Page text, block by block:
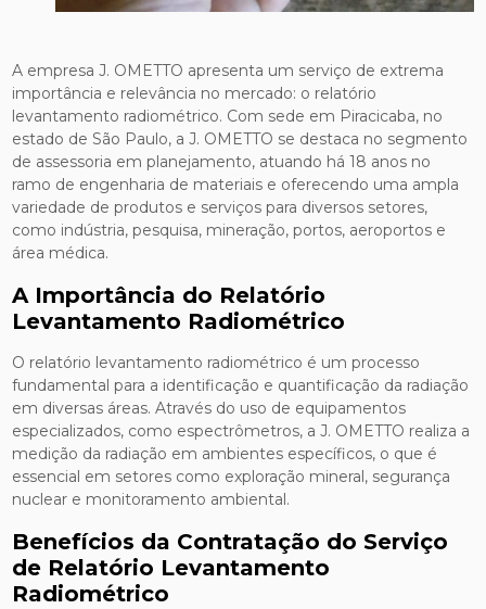
A empresa J. OMETTO apresenta um serviço de extrema
importância e relevância no mercado: o relatório
levantamento radiométrico. Com sede em Piracicaba, no
estado de São Paulo, a J. OMETTO se destaca no segmento
de assessoria em planejamento, atuando há 18 anos no
ramo de engenharia de materiais e oferecendo uma ampla
variedade de produtos e serviços para diversos setores,
como indústria, pesquisa, mineração, portos, aeroportos e
área médica.
A Importância do Relatório
Levantamento Radiométrico
O relatório levantamento radiométrico é um processo
fundamental para a identificação e quantificação da radiação
em diversas áreas. Através do uso de equipamentos
especializados, como espectrômetros, a J. OMETTO realiza a
medição da radiação em ambientes específicos, o que é
essencial em setores como exploração mineral, segurança
nuclear e monitoramento ambiental.
Benefícios da Contratação do Serviço
de Relatório Levantamento
Radiométrico